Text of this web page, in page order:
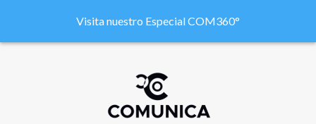
Visita nuestro Especial COM360°